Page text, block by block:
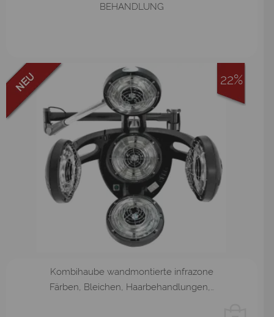
BEHANDLUNG
Kombihaube wandmontierte infrazone
Färben, Bleichen, Haarbehandlungen,…
22%